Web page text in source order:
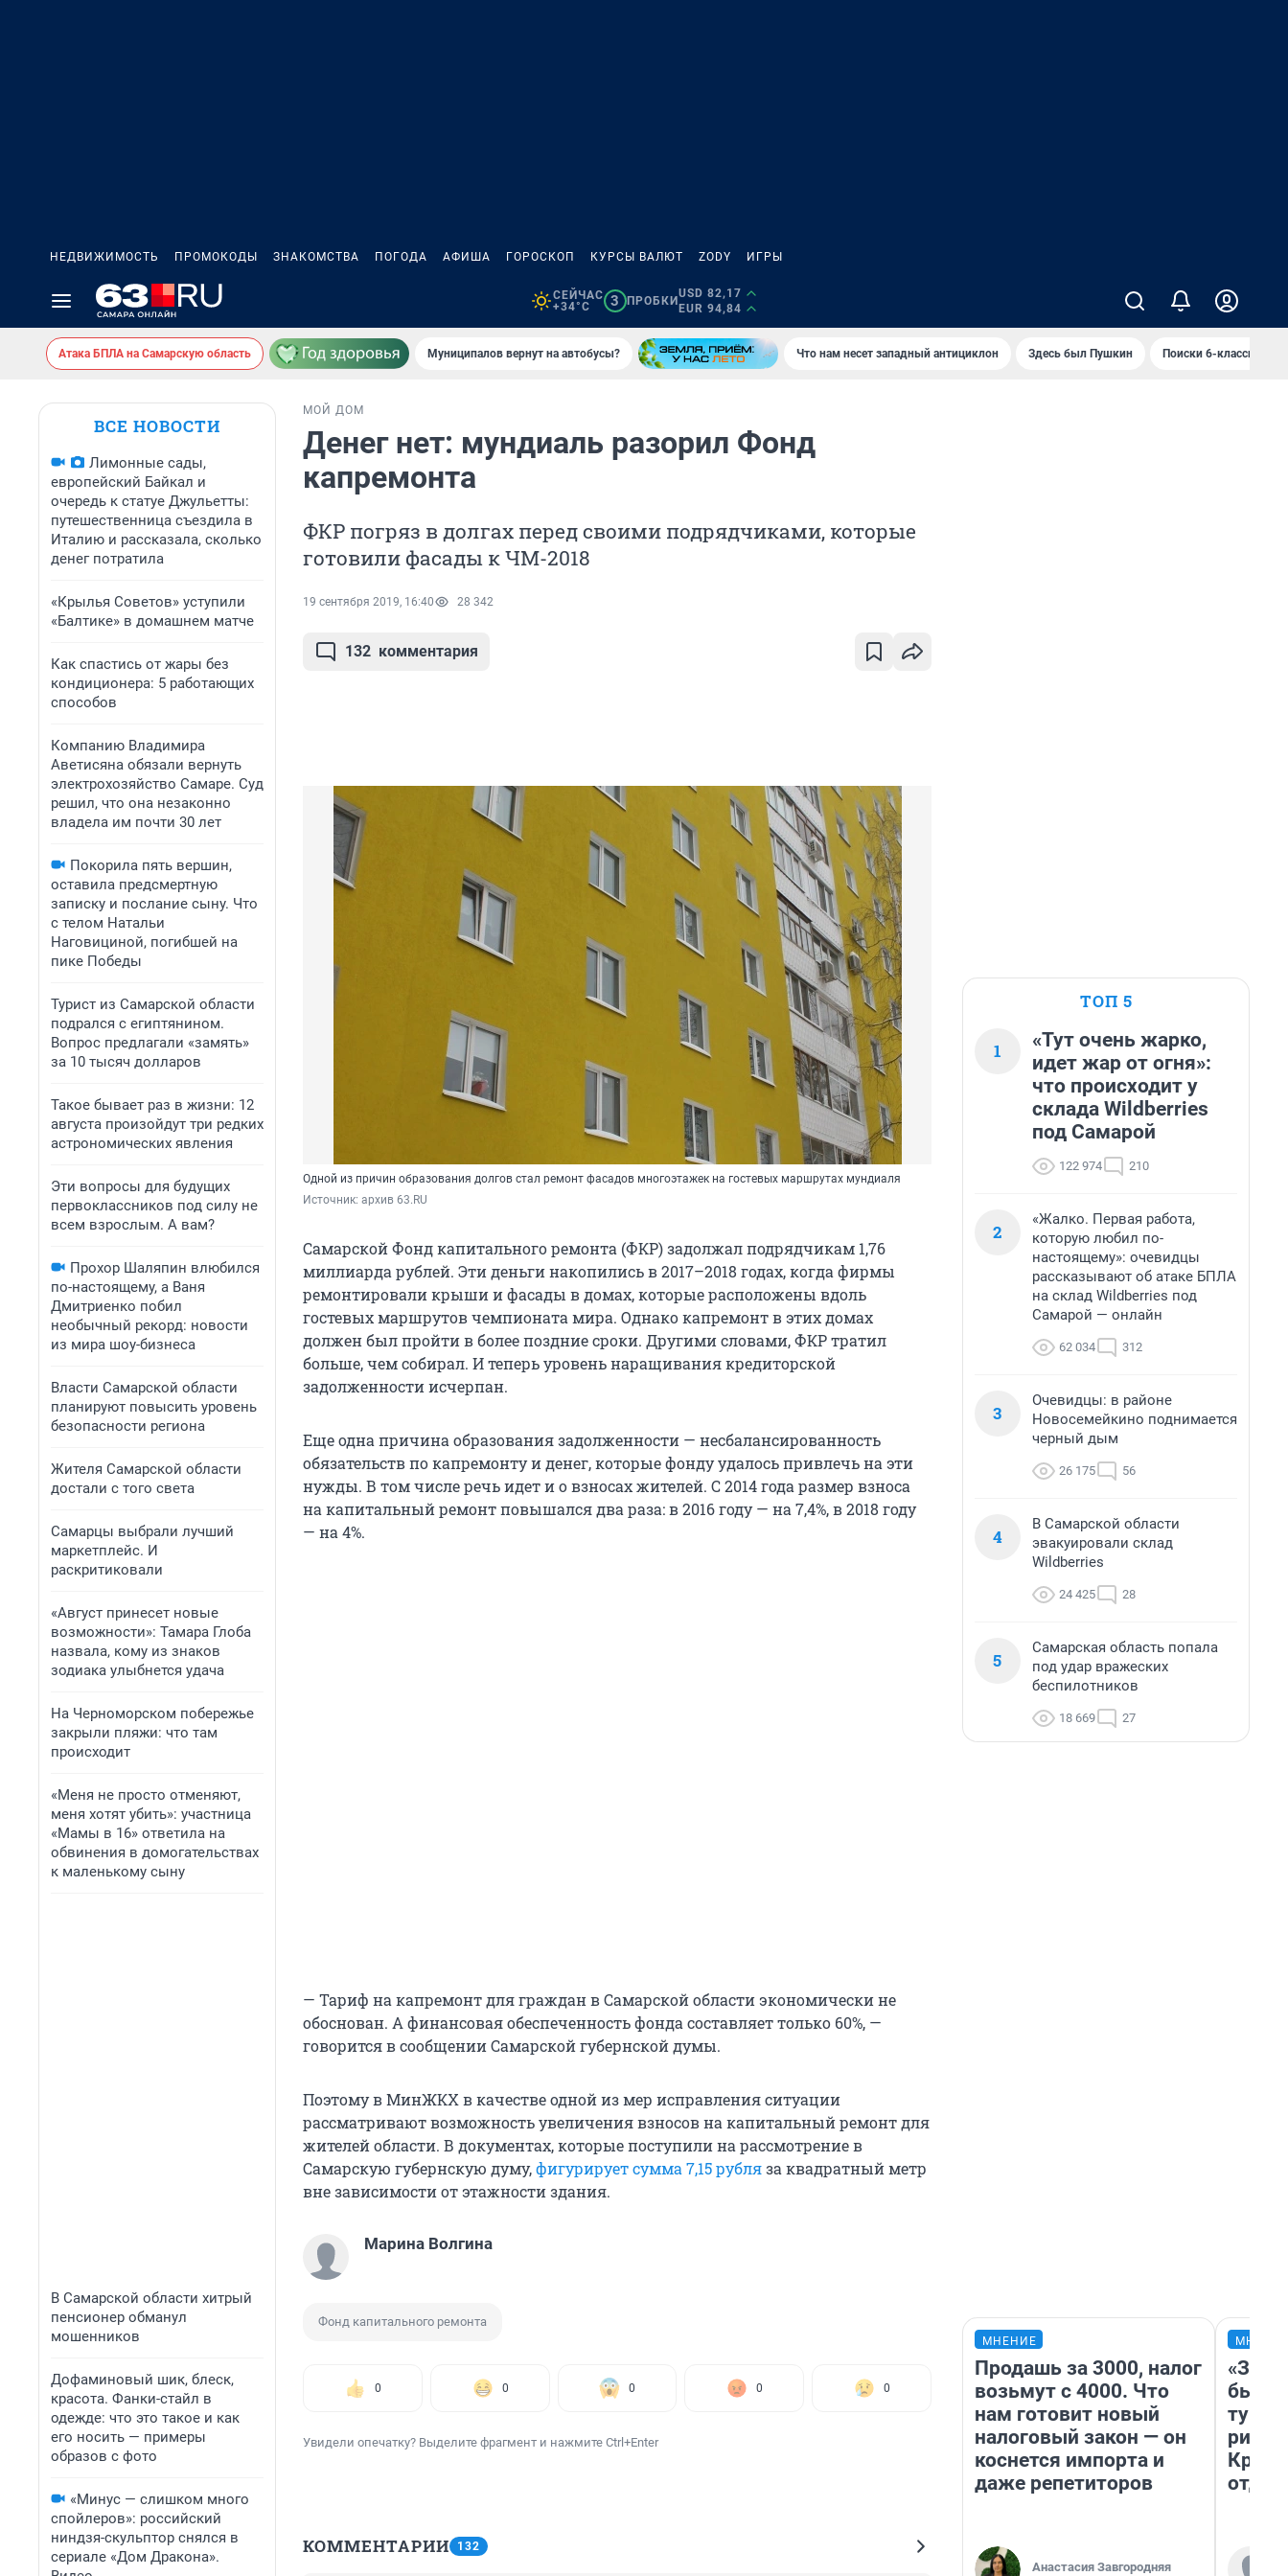
НЕДВИЖИМОСТЬ ПРОМОКОДЫ ЗНАКОМСТВА ПОГОДА АФИША ГОРОСКОП КУРСЫ ВАЛЮТ ZODY ИГРЫ
СЕЙЧАС
+34°C
3 ПРОБКИ
USD 82,17
EUR 94,84
Атака БПЛА на Самарскую область Муниципалов вернут на автобусы? Что нам несет западный антициклон Здесь был Пушкин Поиски 6-классника
ВСЕ НОВОСТИ
Лимонные сады,
европейский Байкал и
очередь к статуе Джульетты:
путешественница съездила в
Италию и рассказала, сколько
денег потратила
«Крылья Советов» уступили
«Балтике» в домашнем матче
Как спастись от жары без
кондиционера: 5 работающих
способов
Компанию Владимира
Аветисяна обязали вернуть
электрохозяйство Самаре. Суд
решил, что она незаконно
владела им почти 30 лет
Покорила пять вершин,
оставила предсмертную
записку и послание сыну. Что
с телом Натальи
Наговициной, погибшей на
пике Победы
Турист из Самарской области
подрался с египтянином.
Вопрос предлагали «замять»
за 10 тысяч долларов
Такое бывает раз в жизни: 12
августа произойдут три редких
астрономических явления
Эти вопросы для будущих
первоклассников под силу не
всем взрослым. А вам?
Прохор Шаляпин влюбился
по-настоящему, а Ваня
Дмитриенко побил
необычный рекорд: новости
из мира шоу-бизнеса
Власти Самарской области
планируют повысить уровень
безопасности региона
Жителя Самарской области
достали с того света
Самарцы выбрали лучший
маркетплейс. И
раскритиковали
«Август принесет новые
возможности»: Тамара Глоба
назвала, кому из знаков
зодиака улыбнется удача
На Черноморском побережье
закрыли пляжи: что там
происходит
«Меня не просто отменяют,
меня хотят убить»: участница
«Мамы в 16» ответила на
обвинения в домогательствах
к маленькому сыну
В Самарской области хитрый
пенсионер обманул
мошенников
Дофаминовый шик, блеск,
красота. Фанки-стайл в
одежде: что это такое и как
его носить — примеры
образов с фото
«Минус — слишком много
спойлеров»: российский
ниндзя-скульптор снялся в
сериале «Дом Дракона».
МОЙ ДОМ
Денег нет: мундиаль разорил Фонд
капремонта
ФКР погряз в долгах перед своими подрядчиками, которые
готовили фасады к ЧМ-2018
19 сентября 2019, 16:40 28 342
132 комментария
Одной из причин образования долгов стал ремонт фасадов многоэтажек на гостевых маршрутах мундиаля
Источник: архив 63.RU
Самарской Фонд капитального ремонта (ФКР) задолжал подрядчикам 1,76
миллиарда рублей. Эти деньги накопились в 2017–2018 годах, когда фирмы
ремонтировали крыши и фасады в домах, которые расположены вдоль
гостевых маршрутов чемпионата мира. Однако капремонт в этих домах
должен был пройти в более поздние сроки. Другими словами, ФКР тратил
больше, чем собирал. И теперь уровень наращивания кредиторской
задолженности исчерпан.
Еще одна причина образования задолженности — несбалансированность
обязательств по капремонту и денег, которые фонду удалось привлечь на эти
нужды. В том числе речь идет и о взносах жителей. С 2014 года размер взноса
на капитальный ремонт повышался два раза: в 2016 году — на 7,4%, в 2018 году
— на 4%.
— Тариф на капремонт для граждан в Самарской области экономически не
обоснован. А финансовая обеспеченность фонда составляет только 60%, —
говорится в сообщении Самарской губернской думы.
Поэтому в МинЖКХ в качестве одной из мер исправления ситуации
рассматривают возможность увеличения взносов на капитальный ремонт для
жителей области. В документах, которые поступили на рассмотрение в
Самарскую губернскую думу,фигурирует сумма 7,15 рубляза квадратный метр
вне зависимости от этажности здания.
Марина Волгина
Фонд капитального ремонта
0 0 0 0 0
Увидели опечатку? Выделите фрагмент и нажмите Ctrl+Enter
КОММЕНТАРИИ 132
ТОП 5
1
«Тут очень жарко,
идет жар от огня»:
что происходит у
склада Wildberries
под Самарой
122 974 210
2
«Жалко. Первая работа,
которую любил по-
настоящему»: очевидцы
рассказывают об атаке БПЛА
на склад Wildberries под
Самарой — онлайн
62 034 312
3
Очевидцы: в районе
Новосемейкино поднимается
черный дым
26 175 56
4
В Самарской области
эвакуировали склад
Wildberries
24 425 28
5
Самарская область попала
под удар вражеских
беспилотников
18 669 27
МНЕНИЕ
Продашь за 3000, налог
возьмут с 4000. Что
нам готовит новый
налоговый закон — он
коснется импорта и
даже репетиторов
Анастасия Завгородняя
«За
были
Крым